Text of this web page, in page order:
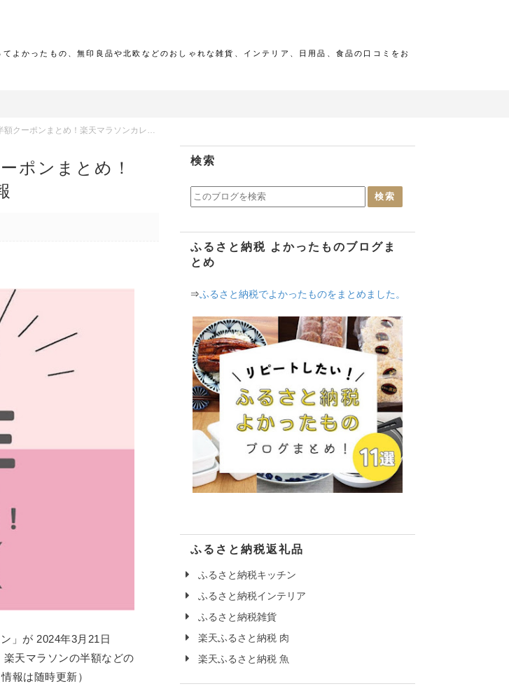
よかったもの、無印良品や北欧などのおしゃれな雑貨、インテリア、日用品、食品の口コミをお
まとめ！楽天マラソンカレンダー・イベント情報
ポンまとめ！
」が 2024年3月21日
天マラソンの半額などの
報は随時更新）
検索
ふるさと納税 よかったものブログま
とめ
⇒ふるさと納税でよかったものをまとめました。
ふるさと納税返礼品
ふるさと納税キッチン
ふるさと納税インテリア
ふるさと納税雑貨
楽天ふるさと納税 肉
楽天ふるさと納税 魚